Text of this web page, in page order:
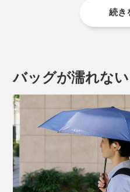
は真上にはないので、太
ね」というのが発想の原点
いたかも……。なるほど！
ったままでOK。傾けない
い。
まちなかを涼しくしよう」
日傘の活用推進について〜
日陰をもっと涼しくする
は、遮熱機能-14〜19℃、
100％
※1 JIS規格の遮光性試験（JIS L 1055)を
※2 JIS規格の紫外線遮蔽性試験（JIS L
つまりは、光・紫外線・
間」を持ち歩けるというこ
続き
バッグが濡れない